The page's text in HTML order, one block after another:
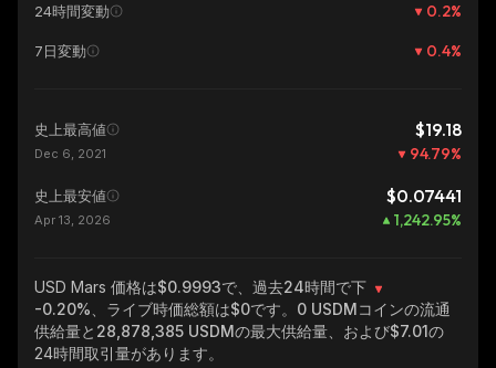
24時間変動 0.2%
7日変動 0.4%
史上最高値 $19.18
Dec 6, 2021 94.79%
史上最安値 $0.07441
Apr 13, 2026 1,242.95%
USD Mars 価格は$0.9993で、過去24時間で下
-0.20% 、ライブ時価総額は$0です。 0 USDMコインの流通
供給量と 28,878,385 USDMの最大供給量、および$7.01の
24時間取引量があります。